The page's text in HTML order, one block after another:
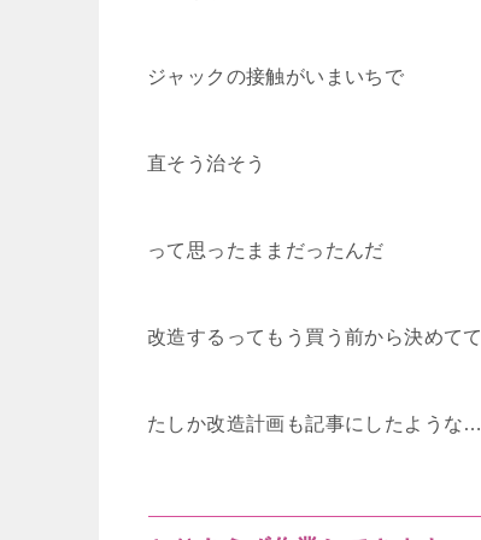
ジャックの接触がいまいちで
直そう治そう
って思ったままだったんだ
改造するってもう買う前から決めてて
たしか改造計画も記事にしたような…